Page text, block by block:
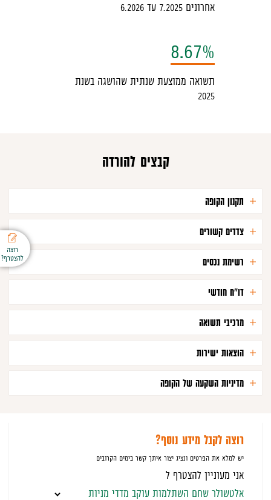
רוצה
להצטרף?
אחרונים 7.2025 עד 6.2026
8.67%
תשואה ממוצעת שנתית שהושגה בשנת
2025
קבצים להורדה
תקנון הקופה
צדדים קשורים
רשימת נכסים
דו"ח חודשי
מרכיבי תשואה
הוצאות ישירות
מדיניות השקעה של הקופה
רוצה לקבל מידע נוסף?
יש למלא את הפרטים ונציג יצור איתך קשר בימים הקרובים
אני מעוניין להצטרף ל
אלטשולר שחם השתלמות עוקב מדדי מניות